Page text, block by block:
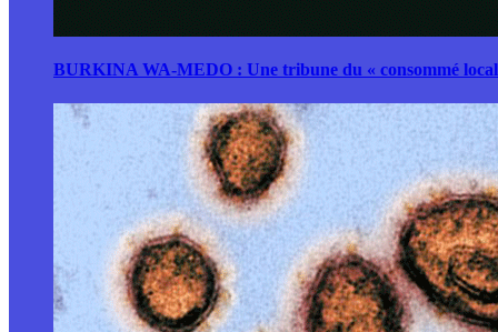
BURKINA WA-MEDO : Une tribune du « consommé